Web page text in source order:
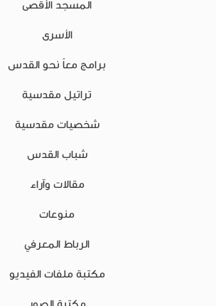
المسجد الأقصى
الأسرى
برامج معاً نحو القدس
تراتيل مقدسية
شخصيات مقدسية
شباب القدس
مقالات وآراء
منوعات
الرباط المعرفي
مكتبة ملفات الفيديو